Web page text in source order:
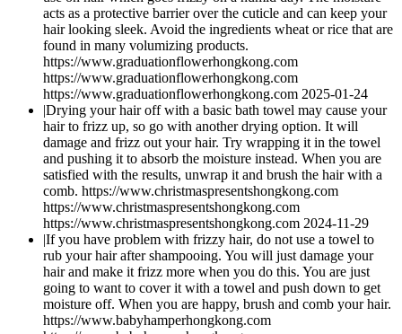
acts as a protective barrier over the cuticle and can keep your
hair looking sleek. Avoid the ingredients wheat or rice that are
found in many volumizing products.
https://www.graduationflowerhongkong.com
https://www.graduationflowerhongkong.com
https://www.graduationflowerhongkong.com 2025-01-24
|Drying your hair off with a basic bath towel may cause your
hair to frizz up, so go with another drying option. It will
damage and frizz out your hair. Try wrapping it in the towel
and pushing it to absorb the moisture instead. When you are
satisfied with the results, unwrap it and brush the hair with a
comb. https://www.christmaspresentshongkong.com
https://www.christmaspresentshongkong.com
https://www.christmaspresentshongkong.com 2024-11-29
|If you have problem with frizzy hair, do not use a towel to
rub your hair after shampooing. You will just damage your
hair and make it frizz more when you do this. You are just
going to want to cover it with a towel and push down to get
moisture off. When you are happy, brush and comb your hair.
https://www.babyhamperhongkong.com